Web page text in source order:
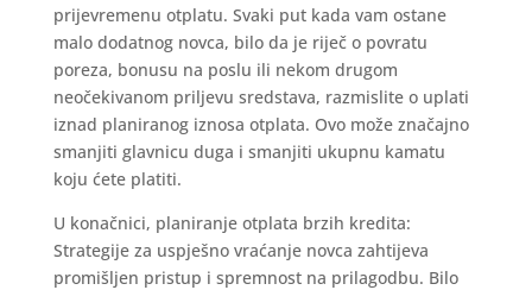
prijevremenu otplatu. Svaki put kada vam ostane
malo dodatnog novca, bilo da je riječ o povratu
poreza, bonusu na poslu ili nekom drugom
neočekivanom priljevu sredstava, razmislite o uplati
iznad planiranog iznosa otplata. Ovo može značajno
smanjiti glavnicu duga i smanjiti ukupnu kamatu
koju ćete platiti.
U konačnici, planiranje otplata brzih kredita:
Strategije za uspješno vraćanje novca zahtijeva
promišljen pristup i spremnost na prilagodbu. Bilo